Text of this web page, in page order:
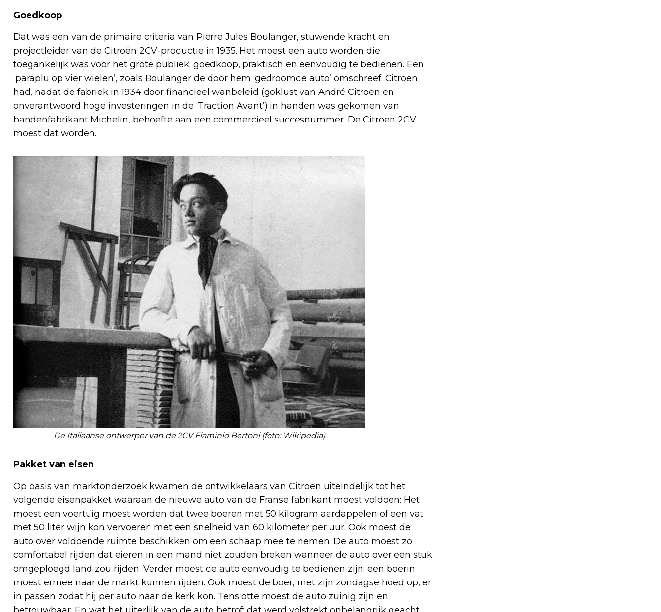
Goedkoop
Dat was een van de primaire criteria van Pierre Jules Boulanger, stuwende kracht en
projectleider van de Citroën 2CV-productie in 1935. Het moest een auto worden die
toegankelijk was voor het grote publiek: goedkoop, praktisch en eenvoudig te bedienen. Een
‘paraplu op vier wielen’, zoals Boulanger de door hem ‘gedroomde auto’ omschreef. Citroën
had, nadat de fabriek in 1934 door financieel wanbeleid (goklust van André Citroën en
onverantwoord hoge investeringen in de ‘Traction Avant’) in handen was gekomen van
bandenfabrikant Michelin, behoefte aan een commercieel succesnummer. De Citroen 2CV
moest dat worden.
De Italiaanse ontwerper van de 2CV Flaminio Bertoni (foto: Wikipedia)
Pakket van eisen
Op basis van marktonderzoek kwamen de ontwikkelaars van Citroën uiteindelijk tot het
volgende eisenpakket waaraan de nieuwe auto van de Franse fabrikant moest voldoen: Het
moest een voertuig moest worden dat twee boeren met 50 kilogram aardappelen of een vat
met 50 liter wijn kon vervoeren met een snelheid van 60 kilometer per uur. Ook moest de
auto over voldoende ruimte beschikken om een schaap mee te nemen. De auto moest zo
comfortabel rijden dat eieren in een mand niet zouden breken wanneer de auto over een stuk
omgeploegd land zou rijden. Verder moest de auto eenvoudig te bedienen zijn: een boerin
moest ermee naar de markt kunnen rijden. Ook moest de boer, met zijn zondagse hoed op, er
in passen zodat hij per auto naar de kerk kon. Tenslotte moest de auto zuinig zijn en